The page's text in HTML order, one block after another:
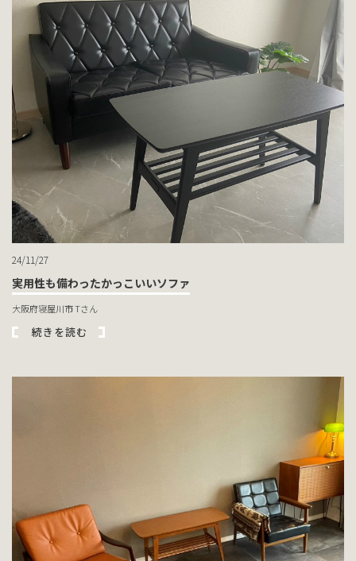
24/11/27
実用性も備わったかっこいいソファ
大阪府寝屋川市 Tさん
続きを読む